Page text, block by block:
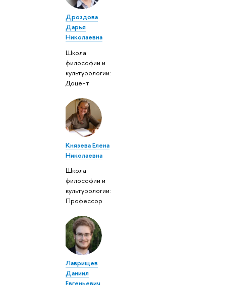
Дроздова
Дарья
Николаевна
Школа
философии и
культурологии:
Доцент
Князева Елена
Николаевна
Школа
философии и
культурологии:
Профессор
Лаврищев
Даниил
Евгеньевич